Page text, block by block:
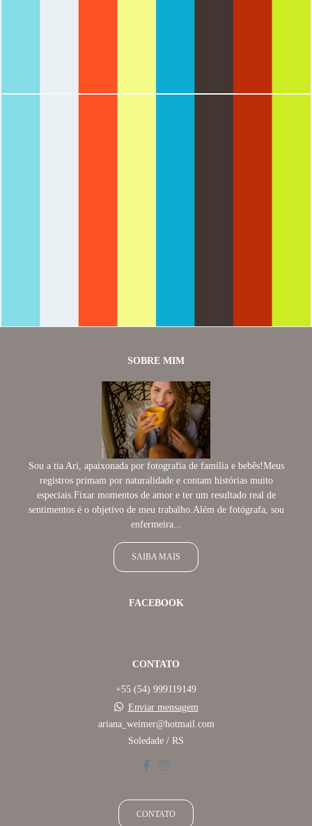
SOBRE MIM
Sou a tia Ari, apaixonada por fotografia de família e bebês!Meus
registros primam por naturalidade e contam histórias muito
especiais.Fixar momentos de amor e ter um resultado real de
sentimentos é o objetivo de meu trabalho.Além de fotógrafa, sou
enfermeira...
SAIBA MAIS
FACEBOOK
CONTATO
+55 (54) 999119149
Enviar mensagem
ariana_weimer@hotmail.com
Soledade / RS
CONTATO